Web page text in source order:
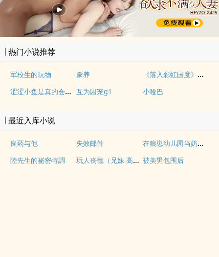
热门小说推荐
军校生的玩物 豢养
《落入彩虹国度》穿越+西幻+言情
涩涩小鱼是真的会被干透 互为囚宠g1 小哑巴
最近入库小说
良药与他 失效邮件 在狼崽幼儿园当奶爸的日常
陸先生的祕密特調 玩人丧德（兄妹 高H） 被美男包围后